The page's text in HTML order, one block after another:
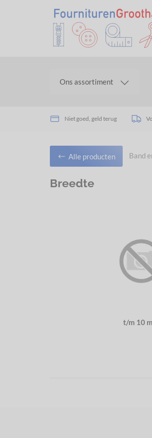
Ons assortiment
Niet goed, geld terug
Alle producten Band
Breedte
t/m 10